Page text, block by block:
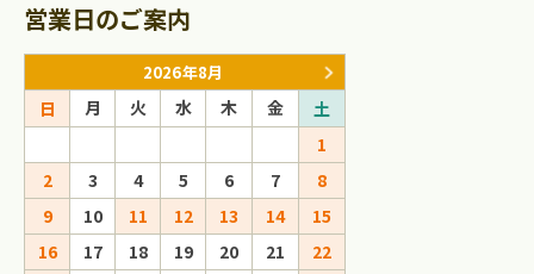
営業日のご案内
2026年8月
日 月 火 水 木 金
土
1
2
3 4 5 6 7
8
9
10 11 12 13 14
15
16
17 18 19 20 21
22